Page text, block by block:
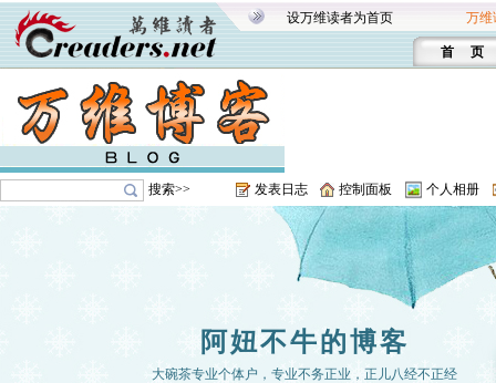
设万维读者为首页 万维
首 页
搜索>> 发表日志 控制面板 个人相册
阿妞不牛的博客
大碗茶专业个体户，专业不务正业，正儿八经不正经